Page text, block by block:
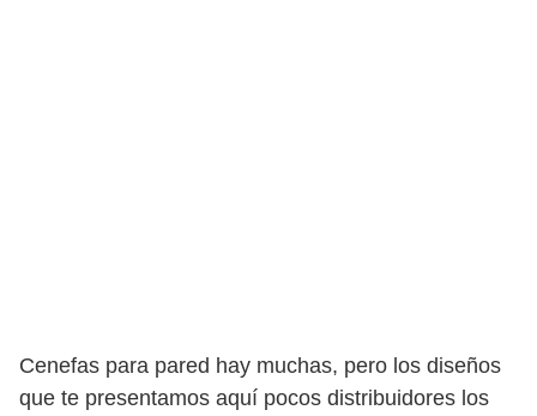
Cenefas para pared hay muchas, pero los diseños
que te presentamos aquí pocos distribuidores los